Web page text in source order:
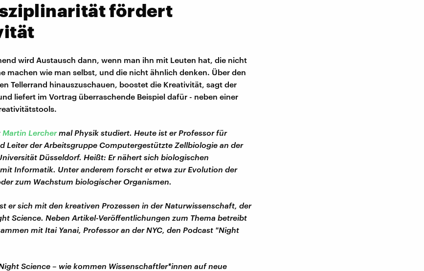
fördert
wird Austausch dann, wenn man ihn mit Leuten hat, die nicht
machen wie man selbst, und die nicht ähnlich denken. Über den
Tellerrand hinauszuschauen, boostet die Kreativität, sagt der
liefert im Vortrag überraschende Beispiel dafür - neben einer
Martin Lerchermal Physik studiert. Heute ist er Professor für
Leiter der Arbeitsgruppe Computergestützte Zellbiologie an der
Düsseldorf. Heißt: Er nähert sich biologischen
Informatik. Unter anderem forscht er etwa zur Evolution der
zum Wachstum biologischer Organismen.
er sich mit den kreativen Prozessen in der Naturwissenschaft, der
Science. Neben Artikel-Veröffentlichungen zum Thema betreibt
mit Itai Yanai, Professor an der NYC, den Podcast "Night
Science – wie kommen Wissenschaftler*innen auf neue